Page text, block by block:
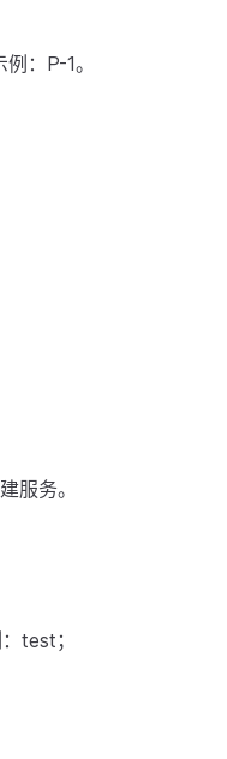
：P-1。
服务。
test；